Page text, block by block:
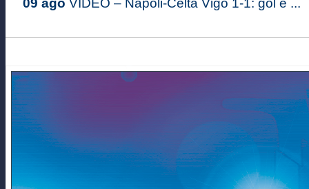
09 ago VIDEO – Napoli-Celta Vigo 1-1: gol e ...